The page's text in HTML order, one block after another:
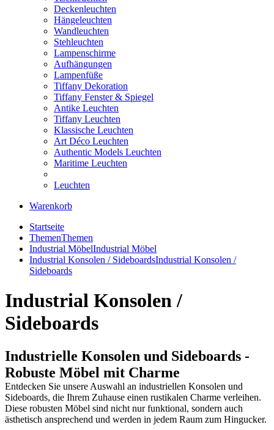
Deckenleuchten
Hängeleuchten
Wandleuchten
Stehleuchten
Lampenschirme
Aufhängungen
Lampenfüße
Tiffany Dekoration
Tiffany Fenster & Spiegel
Antike Leuchten
Tiffany Leuchten
Klassische Leuchten
Art Déco Leuchten
Authentic Models Leuchten
Maritime Leuchten
Leuchten
Warenkorb
Startseite
ThemenThemen
Industrial MöbelIndustrial Möbel
Industrial Konsolen / SideboardsIndustrial Konsolen /
Sideboards
Industrial Konsolen /
Sideboards
Industrielle Konsolen und Sideboards -
Robuste Möbel mit Charme
Entdecken Sie unsere Auswahl an industriellen Konsolen und
Sideboards, die Ihrem Zuhause einen rustikalen Charme verleihen.
Diese robusten Möbel sind nicht nur funktional, sondern auch
ästhetisch ansprechend und werden in jedem Raum zum Hingucker.